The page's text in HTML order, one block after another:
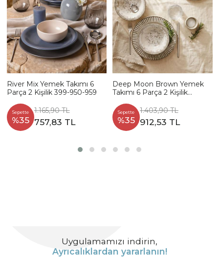
River Mix Yemek Takımı 6
Parça 2 Kişilik 399-950-959
Sepette
%35
1.165,90 TL
757,83 TL
Deep Moon Brown Yemek
Takımı 6 Parça 2 Kişilik
Sepette
%35
1.403,90 TL
912,53 TL
Uygulamamızı indirin,
Ayrıcalıklardan yararlanın!